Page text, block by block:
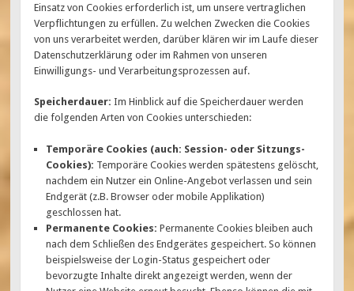
Einsatz von Cookies erforderlich ist, um unsere vertraglichen
Verpflichtungen zu erfüllen. Zu welchen Zwecken die Cookies
von uns verarbeitet werden, darüber klären wir im Laufe dieser
Datenschutzerklärung oder im Rahmen von unseren
Einwilligungs- und Verarbeitungsprozessen auf.
Speicherdauer:Im Hinblick auf die Speicherdauer werden
die folgenden Arten von Cookies unterschieden:
Temporäre Cookies (auch: Session- oder Sitzungs-
Cookies): Temporäre Cookies werden spätestens gelöscht,
nachdem ein Nutzer ein Online-Angebot verlassen und sein
Endgerät (z.B. Browser oder mobile Applikation)
geschlossen hat.
Permanente Cookies: Permanente Cookies bleiben auch
nach dem Schließen des Endgerätes gespeichert. So können
beispielsweise der Login-Status gespeichert oder
bevorzugte Inhalte direkt angezeigt werden, wenn der